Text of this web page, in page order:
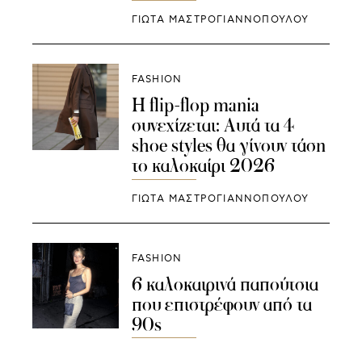
ΓΙΩΤΑ ΜΑΣΤΡΟΓΙΑΝΝΟΠΟΥΛΟΥ
FASHION
Η flip-flop mania
συνεχίζεται: Αυτά τα 4
shoe styles θα γίνουν τάση
το καλοκαίρι 2026
ΓΙΩΤΑ ΜΑΣΤΡΟΓΙΑΝΝΟΠΟΥΛΟΥ
FASHION
6 καλοκαιρινά παπούτσια
που επιστρέφουν από τα
90s